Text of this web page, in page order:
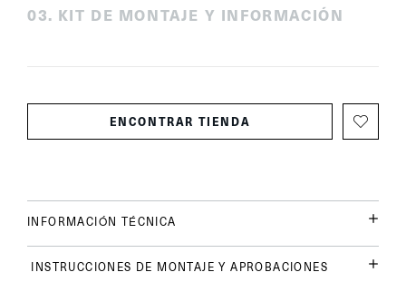
03. KIT DE MONTAJE Y INFORMACIÓN
ENCONTRAR TIENDA
INFORMACIÓN TÉCNICA
INSTRUCCIONES DE MONTAJE Y APROBACIONES